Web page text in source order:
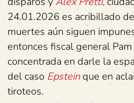
24.01.2026 es acribillado
muertes aún siguen
entonces fiscal general
concentrada en darle la
del caso Epsteinque en
tiroteos.